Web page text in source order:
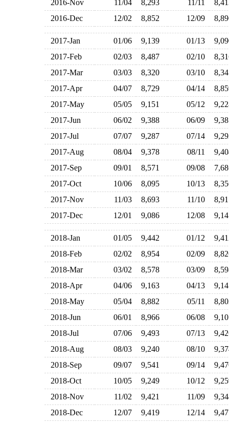
2016-Nov 11/04 8,293 11/11
2016-Dec
12/02 8,852 12/09
2017-Jan 01/06 9,139 01/13
2017-Feb
02/03 8,487 02/10
2017-Mar
03/03 8,320 03/10
2017-Apr
04/07 8,729 04/14
2017-May
05/05 9,151 05/12
2017-Jun
06/02 9,388 06/09
2017-Jul
07/07 9,287 07/14
2017-Aug
08/04 9,378 08/11
2017-Sep
09/01 8,571 09/08
2017-Oct
10/06 8,095 10/13
2017-Nov
11/03 8,693 11/10
2017-Dec
12/01 9,086 12/08
2018-Jan 01/05 9,442 01/12
2018-Feb
02/02 8,954 02/09
2018-Mar
03/02 8,578 03/09
2018-Apr
04/06 9,163 04/13
2018-May
05/04 8,882 05/11
2018-Jun
06/01 8,966 06/08
2018-Jul
07/06 9,493 07/13
2018-Aug
08/03 9,240 08/10
2018-Sep
09/07 9,541 09/14
2018-Oct
10/05 9,249 10/12
2018-Nov
11/02 9,421 11/09
2018-Dec
12/07 9,419 12/14